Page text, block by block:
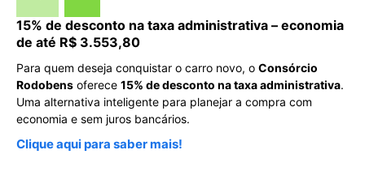
15% de desconto na taxa administrativa – economia
de até R$ 3.553,80
Para quem deseja conquistar o carro novo, o Consórcio
Rodobens oferece 15% de desconto na taxa administrativa.
Uma alternativa inteligente para planejar a compra com
economia e sem juros bancários.
Clique aqui para saber mais!